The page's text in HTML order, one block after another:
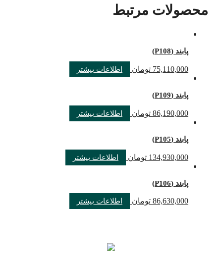
محصولات مرتبط
پابند (P108)
75,110,000 تومان اطلاعات بیشتر
پابند (P109)
86,190,000 تومان اطلاعات بیشتر
پابند (P105)
134,930,000 تومان اطلاعات بیشتر
پابند (P106)
86,630,000 تومان اطلاعات بیشتر